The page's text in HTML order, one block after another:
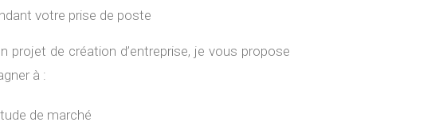
votre prise de poste
projet de création d’entreprise, je vous propose
à :
de marché